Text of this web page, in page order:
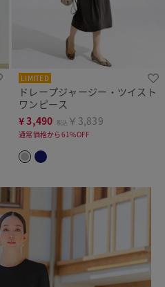
LIMITED
ドレープジャージー・ツイスト
ワンピース
¥3,490 税込 ￥3,839
通常価格から61%OFF